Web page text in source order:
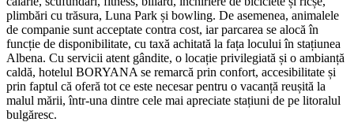
plimbări cu trăsura, Luna Park și bowling. De asemenea, animalele
de companie sunt acceptate contra cost, iar parcarea se alocă în
funcție de disponibilitate, cu taxă achitată la fața locului în stațiunea
Albena. Cu servicii atent gândite, o locație privilegiată și o ambianță
caldă, hotelul BORYANA se remarcă prin confort, accesibilitate și
prin faptul că oferă tot ce este necesar pentru o vacanță reușită la
malul mării, într-una dintre cele mai apreciate stațiuni de pe litoralul
bulgăresc.